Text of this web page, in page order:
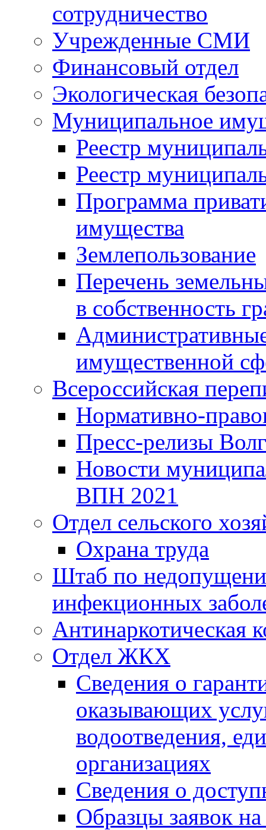
сотрудничество
Учрежденные СМИ
Финансовый отдел
Экологическая
Муниципальное
Реестр
Реестр
Программа
имущества
Землепользование
Перечень
в собственность
имущественной
Всероссийская
Нормативно-
Пресс-релизы
Новости
ВПН 2021
Отдел сельского
Охрана труда
Штаб по
инфекционных
Антинаркотическая
Отдел ЖКХ
Сведения о
оказывающих
водоотведения,
организациях
Сведения о
Образцы заявок